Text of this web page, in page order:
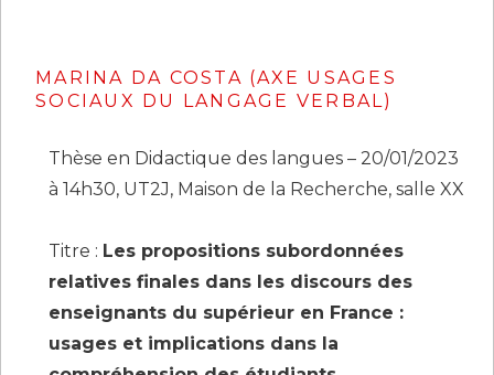
MARINA DA COSTA (AXE USAGES
SOCIAUX DU LANGAGE VERBAL)
Thèse en Didactique des langues – 20/01/2023
à 14h30, UT2J, Maison de la Recherche, salle XX
Titre : Les propositions subordonnées
relatives finales dans les discours des
enseignants du supérieur en France :
usages et implications dans la